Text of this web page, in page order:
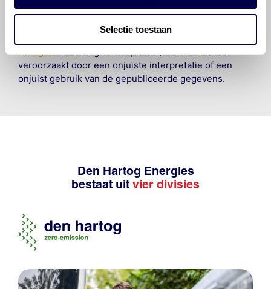
Selectie toestaan
om de vereiste onderhoudswerkzaamheden op een
veilige en verantwoorde manier uit te voeren. Hij/zij
Energiesvoor enig verlies, letsel, claim en schade
veroorzaakt door een onjuiste interpretatie of een
onjuist gebruik van de gepubliceerde gegevens.
Den Hartog Energies
bestaat uit vier divisies